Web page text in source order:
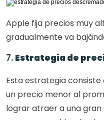
Apple fija precios muy
gradualmente va
7. Estrategia de
Esta estrategia
un precio menor al
lograr atraer a una gran